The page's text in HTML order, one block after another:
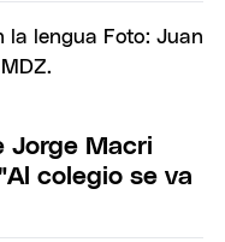
Jorge Macri
colegio se va